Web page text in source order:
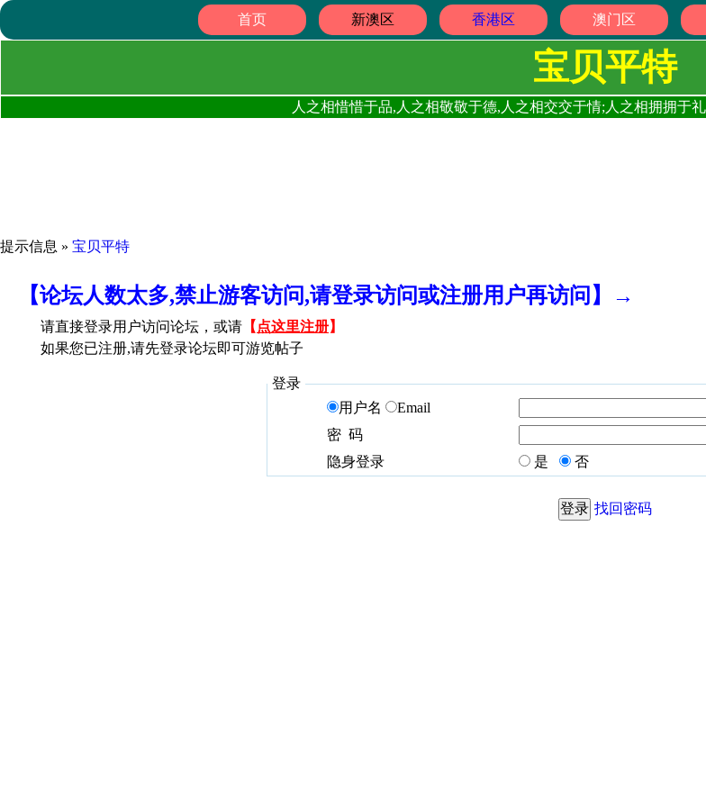
首页 新澳区 香港区 澳门区
宝贝平特
人之相惜惜于品,人之相敬敬于德,人之相交交于情;人之相拥拥于
提示信息 » 宝贝平特
【论坛人数太多,禁止游客访问,请登录访问或注册用户再访问】→
请直接登录用户访问论坛，或请 【 点这里注册】
如果您已注册,请先登录论坛即可游览帖子
登录
用户名
Email
密 码
隐身登录
是 否
找回密码